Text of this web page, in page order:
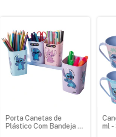
Porta Canetas de
Plástico Com Bandeja -
ml -